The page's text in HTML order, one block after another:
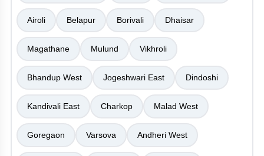
Airoli Belapur Borivali Dhaisar
Magathane Mulund Vikhroli
Bhandup West Jogeshwari East Dindoshi
Kandivali East Charkop Malad West
Goregaon Varsova Andheri West